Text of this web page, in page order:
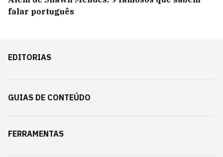
falar português
EDITORIAS
GUIAS DE CONTEÚDO
FERRAMENTAS